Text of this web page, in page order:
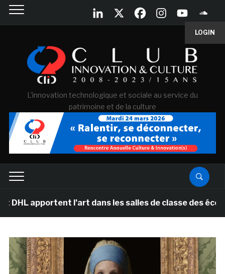
LOGIN
L'innovation technologique et sociale au service du
patrimoine et de la culture
l’art dans les salles de classe des écoles